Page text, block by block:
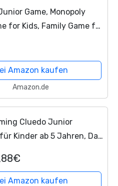
Game, Monopoly
for Kids, Family Game for
Amazon kaufen
Amazon.de
Cluedo Junior
Kinder ab 5 Jahren, Das
Detektivspiel
für...
Amazon kaufen